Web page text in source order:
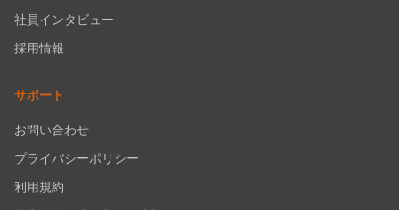
社員インタビュー
採用情報
サポート
お問い合わせ
プライバシーポリシー
利用規約